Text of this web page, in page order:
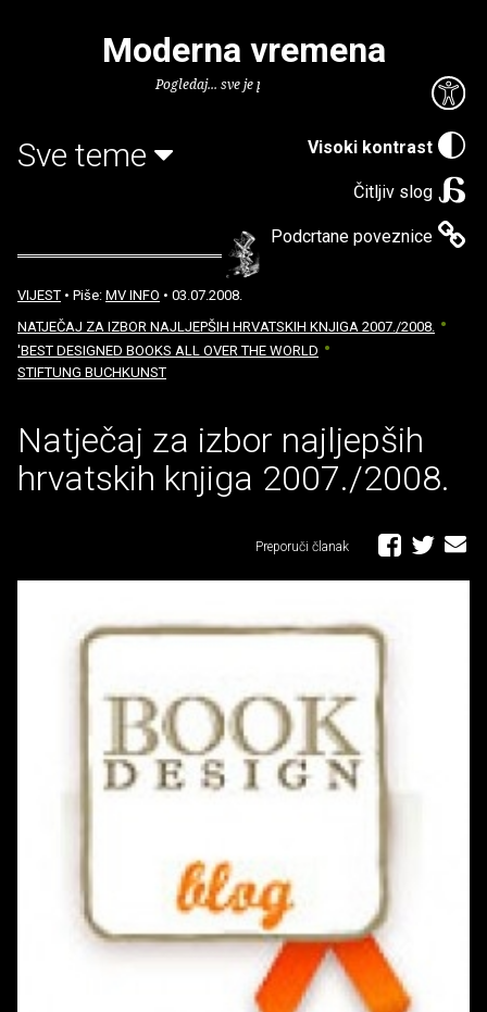
Visoki kontrast
Čitljiv slog
Podcrtane poveznice
Moderna vremena
Pogledaj... sve je puno knjiga.
Sve teme
VIJEST • Piše: MV INFO • 03.07.2008.
NATJEČAJ ZA IZBOR NAJLJEPŠIH HRVATSKIH KNJIGA 2007./2008.
'BEST DESIGNED BOOKS ALL OVER THE WORLD
STIFTUNG BUCHKUNST
Natječaj za izbor najljepših
hrvatskih knjiga 2007./2008.
Preporuči članak